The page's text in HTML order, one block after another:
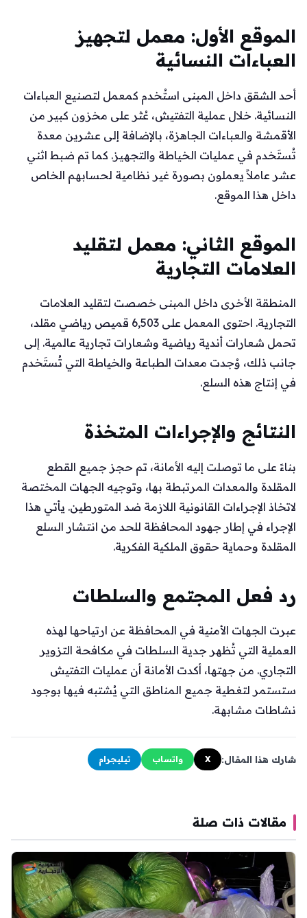
الموقع الأول: معمل لتجهيز
العباءات النسائية
أحد الشقق داخل المبنى استُخدم كمعمل لتصنيع العباءات
النسائية. خلال عملية التفتيش، عُثر على مخزون كبير من
الأقمشة والعباءات الجاهزة، بالإضافة إلى عشرين معدة
تُستَخدم في عمليات الخياطة والتجهيز. كما تم ضبط اثني
عشر عاملاً يعملون بصورة غير نظامية لحسابهم الخاص
داخل هذا الموقع.
الموقع الثاني: معمل لتقليد
العلامات التجارية
المنطقة الأخرى داخل المبنى خصصت لتقليد العلامات
التجارية. احتوى المعمل على 6,503 قميص رياضي مقلد،
تحمل شعارات أندية رياضية وشعارات تجارية عالمية. إلى
جانب ذلك، وُجدت معدات الطباعة والخياطة التي تُستَخدم
في إنتاج هذه السلع.
النتائج والإجراءات المتخذة
بناءً على ما توصلت إليه الأمانة، تم حجز جميع القطع
المقلدة والمعدات المرتبطة بها، وتوجيه الجهات المختصة
لاتخاذ الإجراءات القانونية اللازمة ضد المتورطين. يأتي هذا
الإجراء في إطار جهود المحافظة للحد من انتشار السلع
المقلدة وحماية حقوق الملكية الفكرية.
رد فعل المجتمع والسلطات
عبرت الجهات الأمنية في المحافظة عن ارتياحها لهذه
العملية التي تُظهر جدية السلطات في مكافحة التزوير
التجاري. من جهتها، أكدت الأمانة أن عمليات التفتيش
ستستمر لتغطية جميع المناطق التي يُشتبه فيها بوجود
نشاطات مشابهة.
شارك هذا المقال: X واتساب تيليجرام
مقالات ذات صلة